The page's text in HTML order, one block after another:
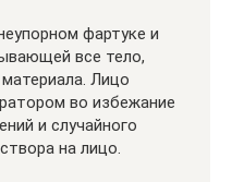
фартуке и
все тело,
Лицо
во избежание
и случайного
на лицо.